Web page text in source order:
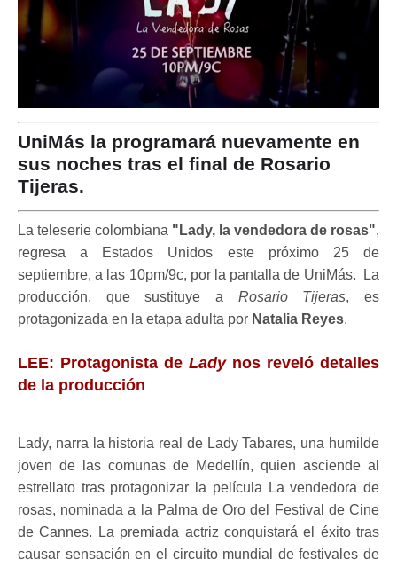
UniMás la programará nuevamente en
sus noches tras el final de Rosario
Tijeras.
La teleserie colombiana "Lady, la vendedora de rosas",
regresa a Estados Unidos este próximo 25 de
septiembre, a las 10pm/9c, por la pantalla de UniMás. La
producción, que sustituye a Rosario Tijeras, es
protagonizada en la etapa adulta por Natalia Reyes.
LEE: Protagonista de Ladynos reveló detalles
de la producción
Lady, narra la historia real de Lady Tabares, una humilde
joven de las comunas de Medellín, quien asciende al
estrellato tras protagonizar la película La vendedora de
rosas, nominada a la Palma de Oro del Festival de Cine
de Cannes. La premiada actriz conquistará el éxito tras
causar sensación en el circuito mundial de festivales de